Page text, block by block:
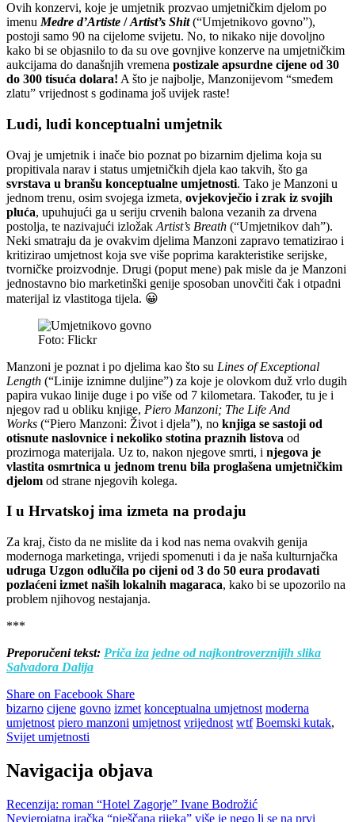
Ovih konzervi, koje je umjetnik prozvao umjetničkim djelom po
imenu Medre d’Artiste /Artist’s Shit(“Umjetnikovo govno”),
postoji samo 90 na cijelome svijetu. No, to nikako nije dovoljno
kako bi se objasnilo to da su ove govnjive konzerve na umjetničkim
aukcijama do današnjih vremena postizale apsurdne cijene od 30
do 300 tisuća dolara! A što je najbolje, Manzonijevom “smeđem
zlatu” vrijednost s godinama još uvijek raste!
Ludi, ludi konceptualni umjetnik
Ovaj je umjetnik i inače bio poznat po bizarnim djelima koja su
propitivala narav i status umjetničkih djela kao takvih, što ga
svrstava u branšu konceptualne umjetnosti. Tako je Manzoni u
jednom trenu, osim svojega izmeta, ovjekovječio i zrak iz svojih
pluća, upuhujući ga u seriju crvenih balona vezanih za drvena
postolja, te nazivajući izložak Artist’s Breath (“Umjetnikov dah”).
Neki smatraju da je ovakvim djelima Manzoni zapravo tematizirao i
kritizirao umjetnost koja sve više poprima karakteristike serijske,
tvorničke proizvodnje. Drugi (poput mene) pak misle da je Manzoni
jednostavno bio marketinški genije sposoban unovčiti čak i otpadni
materijal iz vlastitoga tijela. 😀
Foto: Flickr
Manzoni je poznat i po djelima kao što su Lines of Exceptional
Length (“Linije iznimne duljine”) za koje je olovkom duž vrlo dugih
papira vukao linije duge i po više od 7 kilometara. Također, tu je i
njegov rad u obliku knjige, Piero Manzoni; The Life And
Works (“Piero Manzoni: Život i djela”), no knjiga se sastoji od
otisnute naslovnice i nekoliko stotina praznih listova od
prozirnoga materijala. Uz to, nakon njegove smrti, i njegova je
vlastita osmrtnica u jednom trenu bila proglašena umjetničkim
djelom od strane njegovih kolega.
I u Hrvatskoj ima izmeta na prodaju
Za kraj, čisto da ne mislite da i kod nas nema ovakvih genija
modernoga marketinga, vrijedi spomenuti i da je naša kulturnjačka
udruga Uzgon odlučila po cijeni od 3 do 50 eura prodavati
pozlaćeni izmet naših lokalnih magaraca, kako bi se upozorilo na
problem njihovog nestajanja.
***
Preporučeni tekst: Priča iza jedne od najkontroverznijih slika
Salvadora Dalija
Share on Facebook Share
bizarno cijene govno izmet konceptualna umjetnost moderna
umjetnost piero manzoni umjetnost vrijednost wtf Boemski kutak,
Svijet umjetnosti
Navigacija objava
Recenzija: roman “Hotel Zagorje” Ivane Bodrožić
Nevjerojatna iračka “pješčana rijeka” više je nego li se na prvi